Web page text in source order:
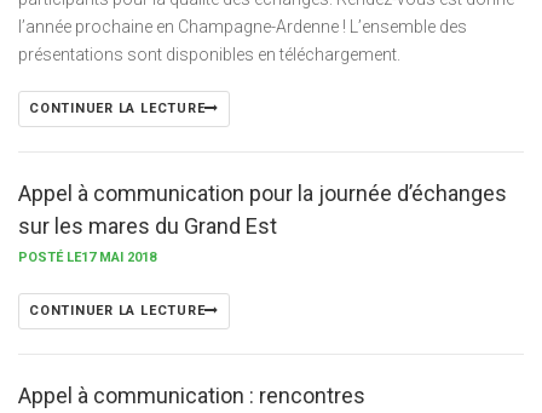
l’année prochaine en Champagne-Ardenne ! L’ensemble des
présentations sont disponibles en téléchargement.
CONTINUER LA LECTURE
Appel à communication pour la journée d’échanges
sur les mares du Grand Est
POSTÉ LE17 MAI 2018
CONTINUER LA LECTURE
Appel à communication : rencontres